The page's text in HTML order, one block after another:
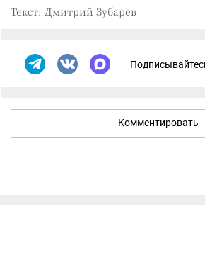
Текст: Дмитрий Зубарев
Комментировать